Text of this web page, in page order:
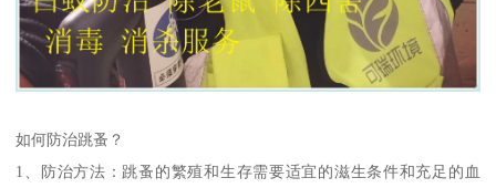
如何防治跳蚤？
1、防治方法：跳蚤的繁殖和生存需要适宜的滋生条件和充足的血